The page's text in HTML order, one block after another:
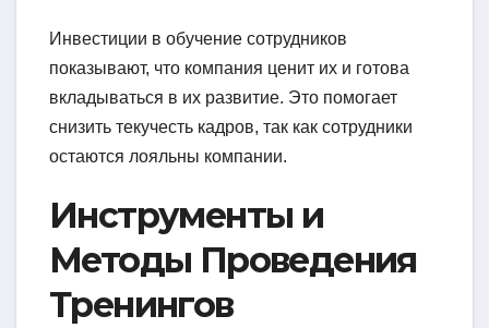
Инвестиции в обучение сотрудников
показывают, что компания ценит их и готова
вкладываться в их развитие. Это помогает
снизить текучесть кадров, так как сотрудники
остаются лояльны компании.
Инструменты и
Методы Проведения
Тренингов